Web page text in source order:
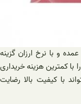
و با نرخ ارزان گزینه
کمترین هزینه خریداری
با کیفیت بالا رضایت